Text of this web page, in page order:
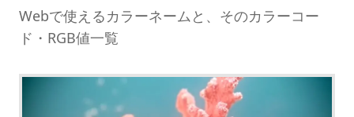
Webで使えるカラーネームと、そのカラーコー
ド・RGB値一覧